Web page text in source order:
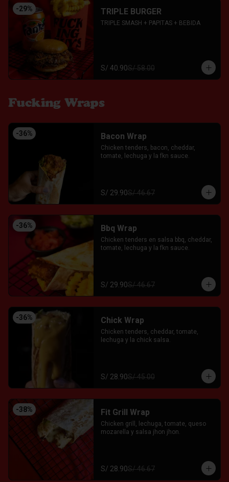
-29% TRIPLE BURGER
TRIPLE SMASH + PAPITAS + BEBIDA
S/ 40.90S/ 58.00
Fucking Wraps
-36% Bacon Wrap
Chicken tenders, bacon, cheddar,
tomate, lechuga y la fkn sauce.
S/ 29.90S/ 46.67
-36% Bbq Wrap
Chicken tenders en salsa bbq, cheddar,
tomate, lechuga y la fkn sauce.
S/ 29.90S/ 46.67
-36% Chick Wrap
Chicken tenders, cheddar, tomate,
lechuga y la chick salsa.
S/ 28.90S/ 45.00
-38% Fit Grill Wrap
Chicken grill, lechuga, tomate, queso
mozarella y salsa jhon jhon.
S/ 28.90S/ 46.67